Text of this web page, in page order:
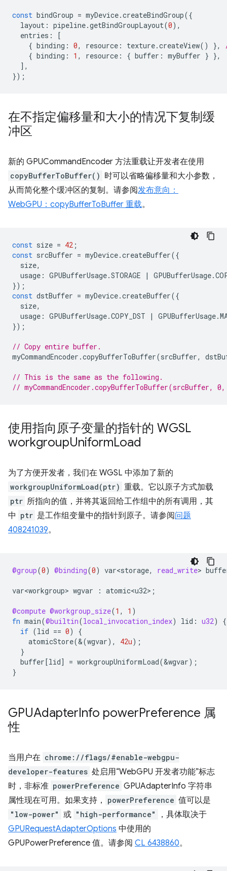
const bindGroup = myDevice.createBindGroup({
layout : pipeline.getBindGroupLayout(0),
entries :
[
{ binding : 0, resource : texture.createView() },
{ binding : 1 , resource : { buffer : myBuffer } },
],
});
在不指定偏移量和大小的情况下复制缓
冲区
新的 GPUCommandEncoder 方法重载让开发者在使用
copyBufferToBuffer() 时可以省略偏移量和大小参数，
从而简化整个缓冲区的复制。请参阅发布意向：
WebGPU：copyBufferToBuffer 重载。
const size = 42 ;
const srcBuffer = myDevice.createBuffer({
size,
usage : GPUBufferUsage.STORAGE | GPUBufferUsage.
});
const dstBuffer = myDevice.createBuffer({
size,
usage : GPUBufferUsage.COPY_DST | GPUBufferUsage.
});
// Copy entire buffer.
myCommandEncoder .copyBufferToBuffer(srcBuffer,
// This is the same as the following.
//
使用指向原子变量的指针的 WGSL
workgroupUniformLoad
为了方便开发者，我们在 WGSL 中添加了新的
workgroupUniformLoad(ptr) 重载。它以原子方式加载
ptr 所指向的值，并将其返回给工作组中的所有调用，其
中 ptr 是工作组变量中的指针到原子。请参阅问题
408241039。
@group(0) @binding(0) var<storage, read_write>
var<workgroup> wgvar : atomic<u32> ;
@compute @workgroup_size(1 , 1 )
fn main(@builtin(local_invocation_index) lid : u32)
{
if (lid == 0)
{
atomicStore(&(wgvar), 42u);
}
buffer[lid] = workgroupUniformLoad(&wgvar);
}
GPUAdapterInfo powerPreference 属
性
当用户在 chrome://flags/#enable-webgpu-
developer-features 处启用“WebGPU 开发者功能”标志
时，非标准 powerPreference GPUAdapterInfo 字符串
属性现在可用。如果支持，
powerPreference 值可以是
"low-power" 或 "high-performance"
，具体取决于
GPURequestAdapterOptions 中使用的
GPUPowerPreference 值。请参阅 CL 6438860。